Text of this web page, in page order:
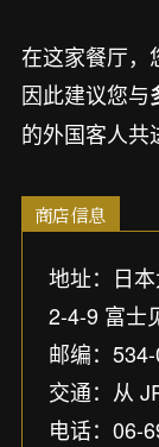
在这家餐厅，
因此建议您与
的外国客人共
商店信息
地址：日
2-4-9 富士
邮编：
交通：从
电话：06-